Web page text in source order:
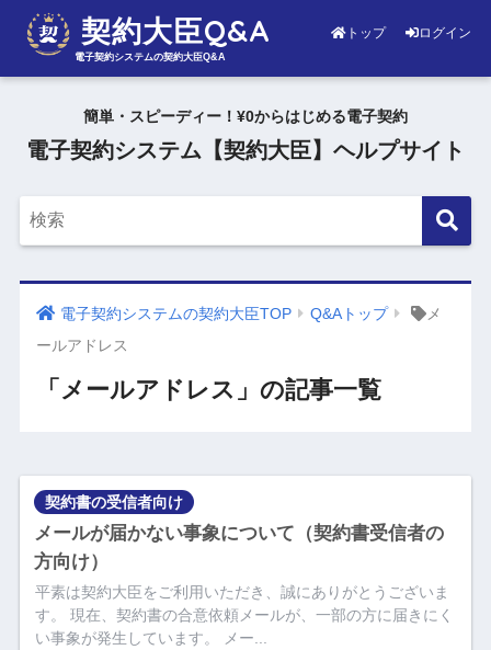
契約大臣Q&A
電子契約システムの契約大臣Q&A
トップ ログイン
簡単・スピーディー！¥0からはじめる電子契約
電子契約システム【契約大臣】ヘルプサイト
電子契約システムの契約大臣TOP Q&Aトップ
メ
ールアドレス
「メールアドレス」の記事一覧
メールが届かない事象について（契約書受信者の
方向け）
平素は契約大臣をご利用いただき、誠にありがとうございま
す。 現在、契約書の合意依頼メールが、一部の方に届きにく
い事象が発生しています。 メー...
契約書の受信者向け